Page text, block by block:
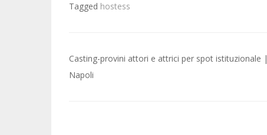
Tagged hostess
Post
navigation
Casting-provini attori e attrici per spot istituzionale |
Napoli